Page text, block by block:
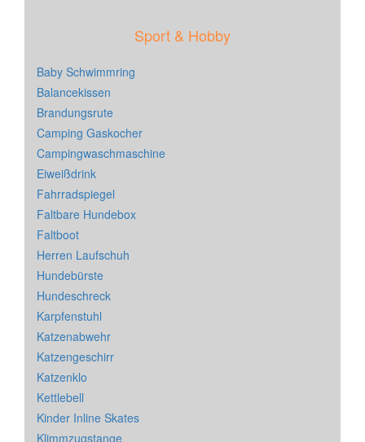
Sport & Hobby
Baby Schwimmring
Balancekissen
Brandungsrute
Camping Gaskocher
Campingwaschmaschine
Eiweißdrink
Fahrradspiegel
Faltbare Hundebox
Faltboot
Herren Laufschuh
Hundebürste
Hundeschreck
Karpfenstuhl
Katzenabwehr
Katzengeschirr
Katzenklo
Kettlebell
Kinder Inline Skates
Klimmzugstange